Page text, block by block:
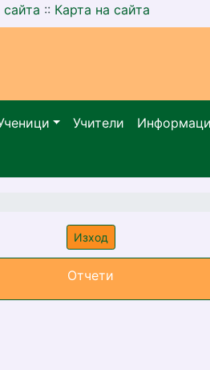
:: Карта на сайта
Учители
Изход
Отчети